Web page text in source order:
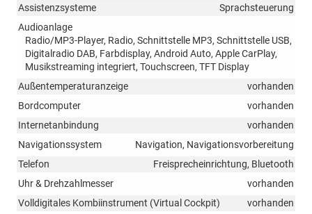
Assistenzsysteme
Sprachsteuerung
Audioanlage
Radio/MP3-Player, Radio, Schnittstelle MP3, Schnittstelle USB,
Digitalradio DAB, Farbdisplay, Android Auto, Apple CarPlay,
Musikstreaming integriert, Touchscreen, TFT Display
Außentemperaturanzeige
vorhanden
Bordcomputer
vorhanden
Internetanbindung
vorhanden
Navigationssystem
Navigation, Navigationsvorbereitung
Telefon
Freisprecheinrichtung, Bluetooth
Uhr & Drehzahlmesser
vorhanden
Volldigitales Kombiinstrument (Virtual Cockpit)
vorhanden